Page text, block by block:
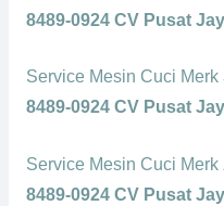
8489-0924 CV Pusat
Service Mesin Cuci Merk
8489-0924 CV Pusat
Service Mesin Cuci Merk
8489-0924 CV Pusat